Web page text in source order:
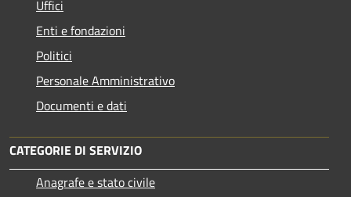
Uffici
Enti e fondazioni
Politici
Personale Amministrativo
Documenti e dati
CATEGORIE DI SERVIZIO
Anagrafe e stato civile